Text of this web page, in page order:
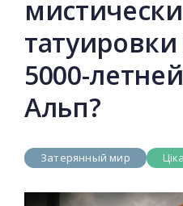
5000-
Альп?
Затерянный мир